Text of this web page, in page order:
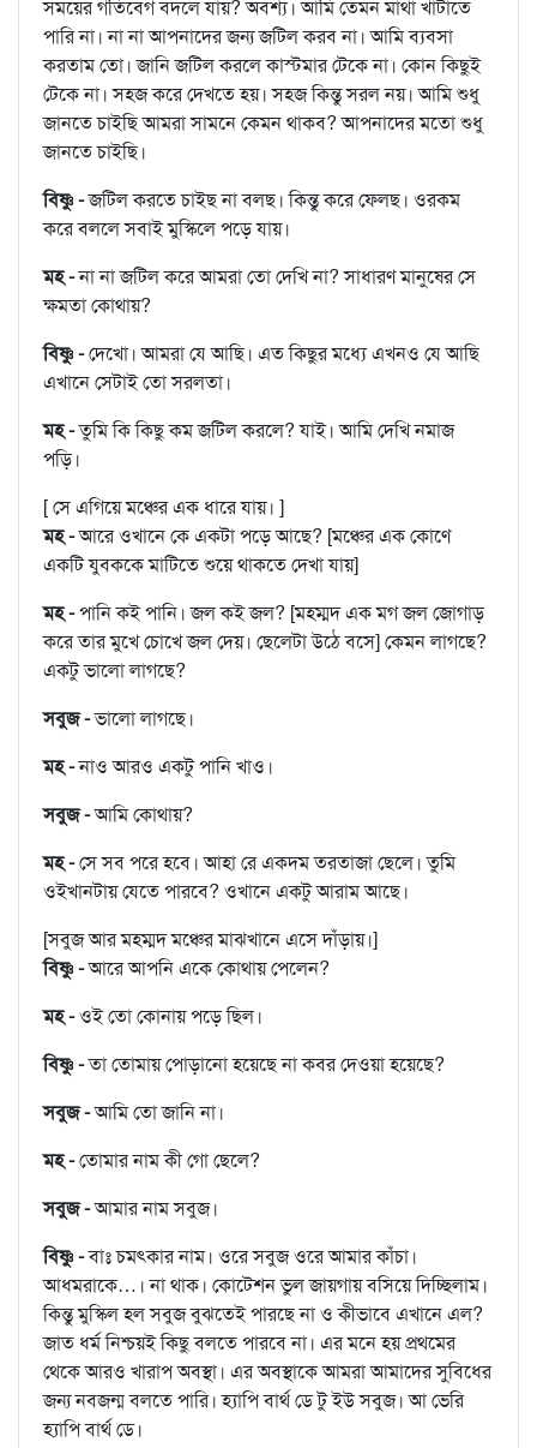
সময়ের গতিবেগ বদলে যায়? অবশ্য। আমি তেমন মাথা খাটাতে
পারি না। না না আপনাদের জন্য জটিল করব না। আমি ব্যবসা
করতাম তো। জানি জটিল করলে কাস্টমার টেকে না। কোন কিছুই
টেকে না। সহজ করে দেখতে হয়। সহজ কিন্তু সরল নয়। আমি শুধু
জানতে চাইছি আমরা সামনে কেমন থাকব? আপনাদের মতো শুধু
জানতে চাইছি।
বিষ্ণু -জটিল করতে চাইছ না বলছ। কিন্তু করে ফেলছ। ওরকম
করে বললে সবাই মুস্কিলে পড়ে যায়।
মহ -না না জটিল করে আমরা তো দেখি না? সাধারণ মানুষের সে
ক্ষমতা কোথায়?
বিষ্ণু -দেখো। আমরা যে আছি। এত কিছুর মধ্যে এখনও যে আছি
এখানে সেটাই তো সরলতা।
মহ -তুমি কি কিছু কম জটিল করলে? যাই। আমি দেখি নমাজ
পড়ি।
[ সে এগিয়ে মঞ্চের এক ধারে যায়। ]
মহ -আরে ওখানে কে একটা পড়ে আছে? [মঞ্চের এক কোণে
একটি যুবককে মাটিতে শুয়ে থাকতে দেখা যায়]
মহ -পানি কই পানি। জল কই জল? [মহম্মদ এক মগ জল জোগাড়
করে তার মুখে চোখে জল দেয়। ছেলেটা উঠে বসে] কেমন লাগছে?
একটু ভালো লাগছে?
সবুজ -ভালো লাগছে।
মহ -নাও আরও একটু পানি খাও।
সবুজ -আমি কোথায়?
মহ -সে সব পরে হবে। আহা রে একদম তরতাজা ছেলে। তুমি
ওইখানটায় যেতে পারবে? ওখানে একটু আরাম আছে।
[সবুজ আর মহম্মদ মঞ্চের মাঝখানে এসে দাঁড়ায়।]
বিষ্ণু -আরে আপনি একে কোথায় পেলেন?
মহ -ওই তো কোনায় পড়ে ছিল।
বিষ্ণু -তা তোমায় পোড়ানো হয়েছে না কবর দেওয়া হয়েছে?
সবুজ -আমি তো জানি না।
মহ -তোমার নাম কী গো ছেলে?
সবুজ -আমার নাম সবুজ।
বিষ্ণু -বাঃ চমৎকার নাম। ওরে সবুজ ওরে আমার কাঁচা।
আধমরাকে…। না থাক। কোটেশন ভুল জায়গায় বসিয়ে দিচ্ছিলাম।
কিন্তু মুস্কিল হল সবুজ বুঝতেই পারছে না ও কীভাবে এখানে এল?
জাত ধর্ম নিশ্চয়ই কিছু বলতে পারবে না। এর মনে হয় প্রথমের
থেকে আরও খারাপ অবস্থা। এর অবস্থাকে আমরা আমাদের সুবিধের
জন্য নবজন্ম বলতে পারি। হ্যাপি বার্থ ডে টু ইউ সবুজ। আ ভেরি
হ্যাপি বার্থ ডে।